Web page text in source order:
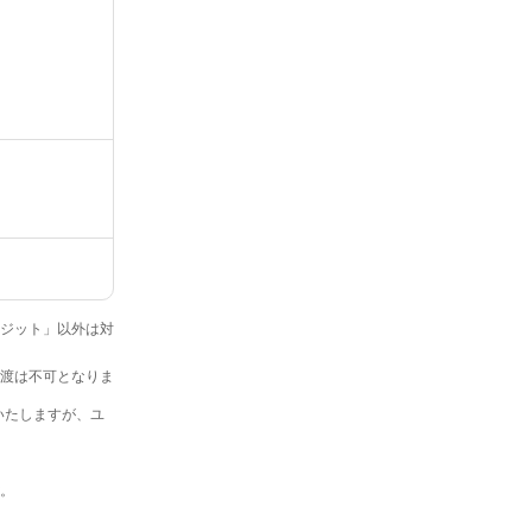
ット」以外は対
は不可となりま
しますが、ユ